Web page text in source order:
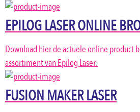
EPILOG LASER ONLINE
Download hier de actuele online product
assortiment van Epilog Laser.
FUSION MAKER LASER